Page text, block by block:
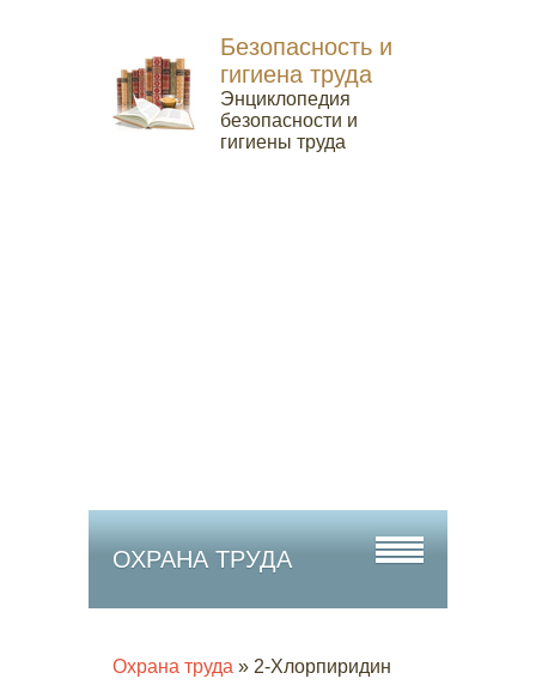
Безопасность и
гигиена труда
Энциклопедия
безопасности и
гигиены труда
ОХРАНА ТРУДА
Охрана труда » 2-Хлорпиридин